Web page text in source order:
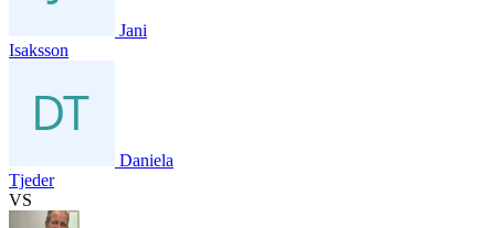
Jani
Isaksson
Daniela
Tjeder
VS